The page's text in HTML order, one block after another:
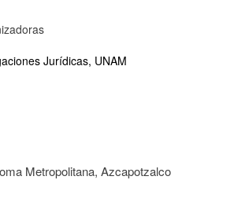
Jurídicas, UNAM
Metropolitana, Azcapotzalco